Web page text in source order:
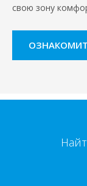
свою зону